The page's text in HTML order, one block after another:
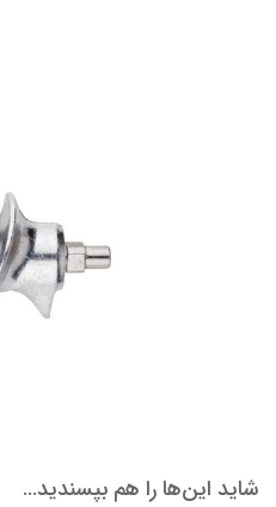
شاید این‌ها را هم بپسندید…